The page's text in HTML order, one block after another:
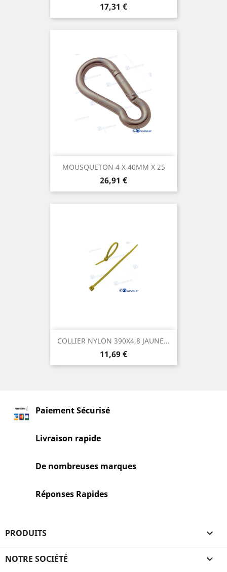
Prix
17,31 €
MOUSQUETON 4 X 40MM X 25
Prix
26,91 €
COLLIER NYLON 390X4,8 JAUNE...
Prix
11,69 €
Paiement Sécurisé
Livraison rapide
De nombreuses marques
Réponses Rapides
PRODUITS 
NOTRE SOCIÉTÉ 